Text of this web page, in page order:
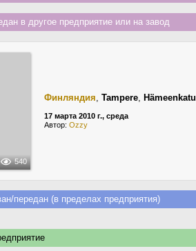
в другое предприятие или на завод
540
Финляндия, Tampere, Hämeenkatu
17 марта 2010 г., среда
Автор: Ozzy
передан (в пределах предприятия)